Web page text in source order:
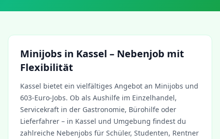
Minijobs in Kassel – Nebenjob mit
Flexibilität
Kassel bietet ein vielfältiges Angebot an Minijobs und
603-Euro-Jobs. Ob als Aushilfe im Einzelhandel,
Servicekraft in der Gastronomie, Bürohilfe oder
Lieferfahrer – in Kassel und Umgebung findest du
zahlreiche Nebenjobs für Schüler, Studenten, Rentner